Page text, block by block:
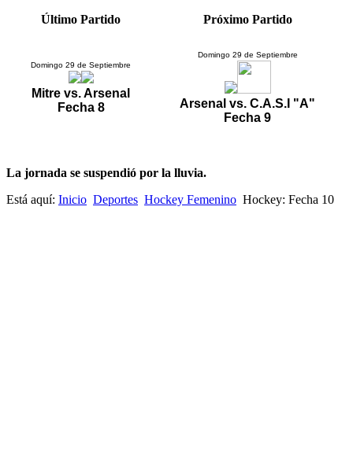
Último Partido Próximo Partido
Domingo 29 de Septiembre
Mitre vs. Arsenal
Fecha 8
Domingo 29 de Septiembre
Arsenal vs. C.A.S.I "A"
Fecha 9
La jornada se suspendió por la lluvia.
Está aquí: Inicio Deportes Hockey Femenino Hockey: Fecha 10